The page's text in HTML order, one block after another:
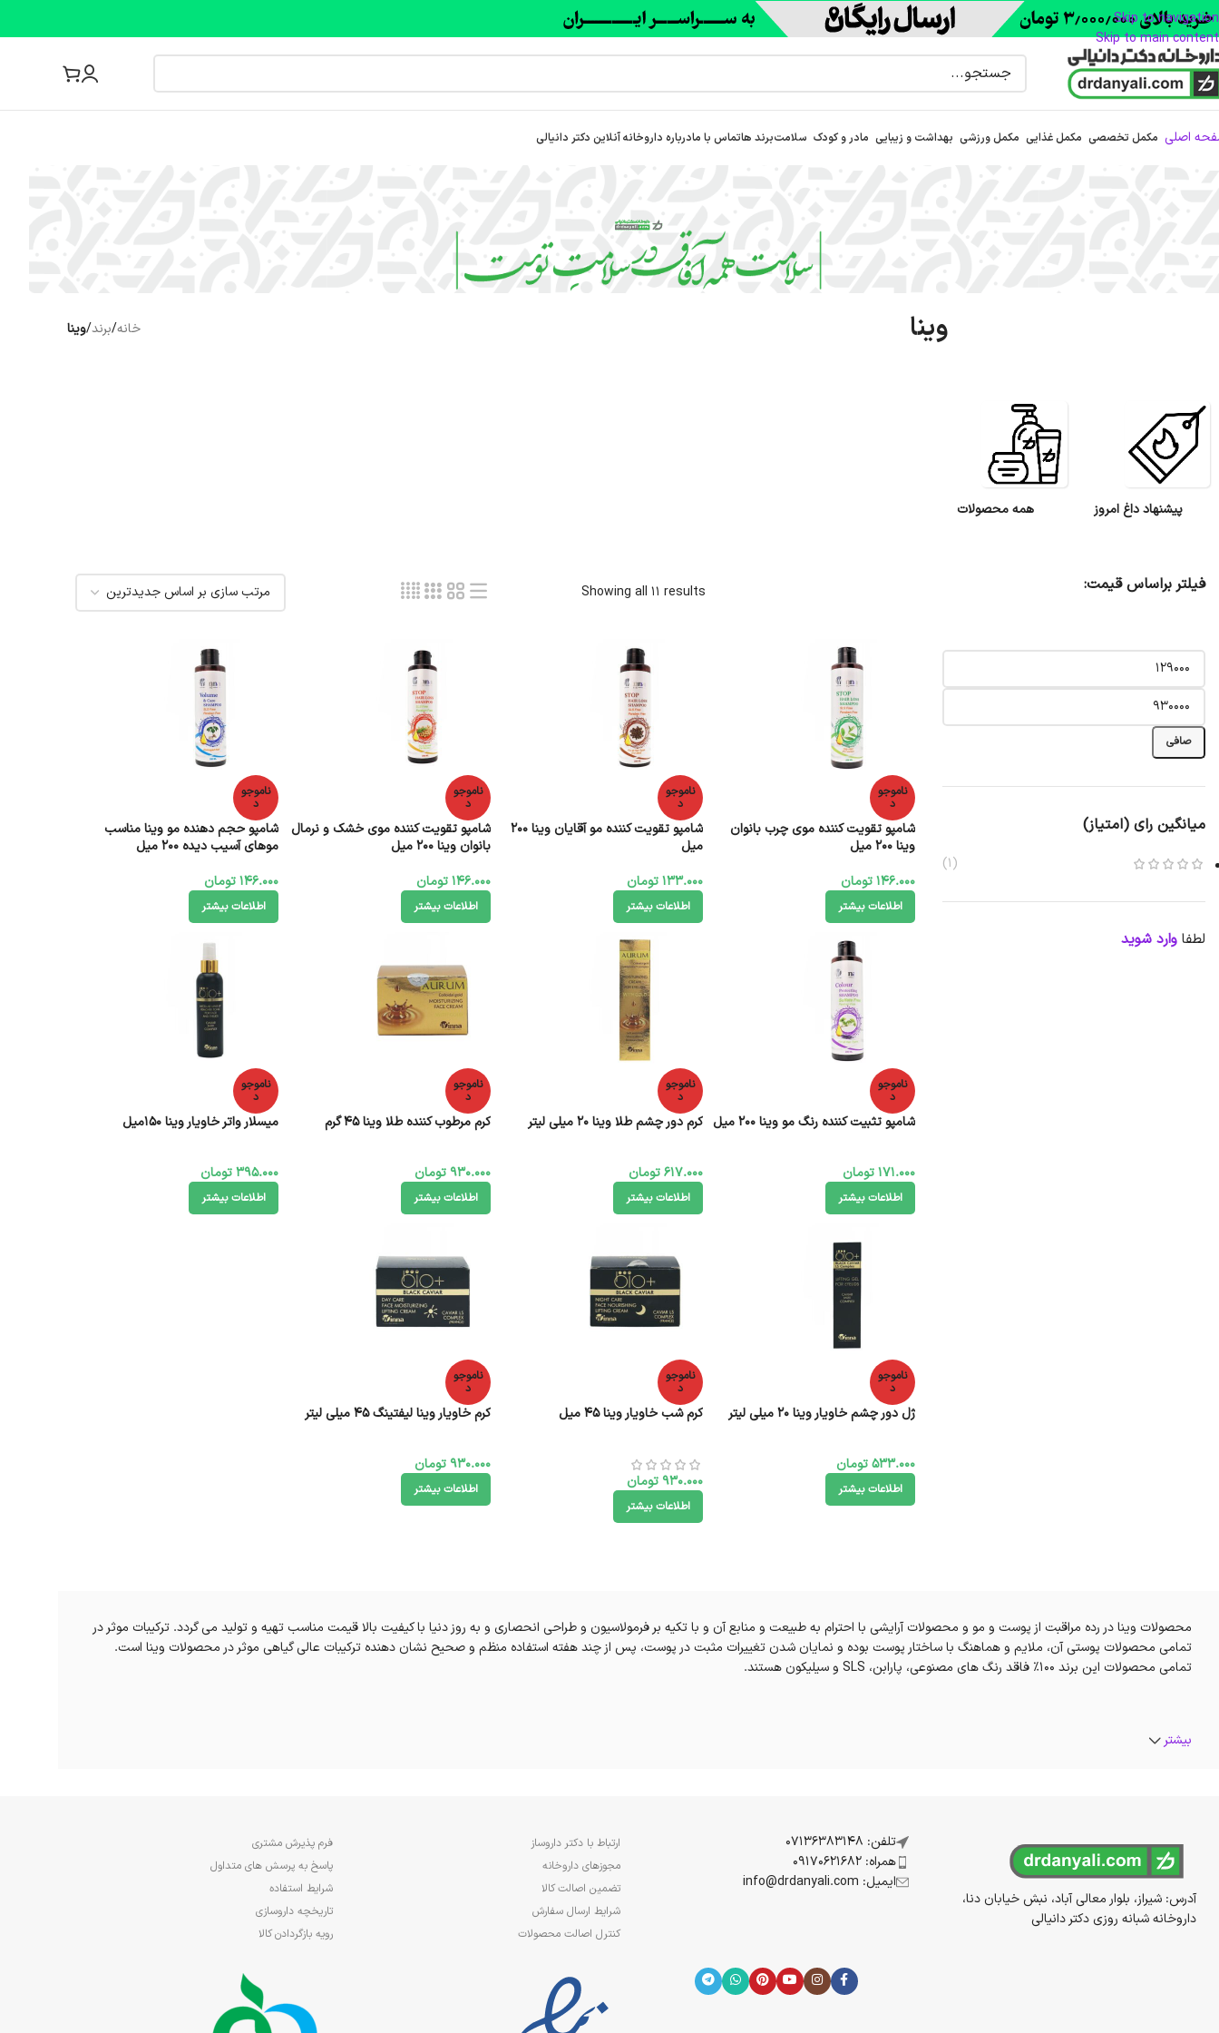
Skip to navigation
Skip to main content
اصلی مکمل تخصصی مکمل غذایی مکمل ورزشی بهداشت و زیبایی مادر و کودک سلامتبرند هاتماس با مادرباره‌ داروخانه آنلاین دکتر دانیالی
وینا خانه/برند/وینا
پیشنهاد داغ امروز همه محصولات
فیلتر براساس قیمت:
صافی
میانگین رای (امتیاز)
(1)
لطفا وارد شوید
Showing all 11 results
ناموجو
د
شامپو تقویت کننده موی چرب بانوان
وینا 200 میل
146.000تومان
اطلاعات بیشتر
ناموجو
د
شامپو تقویت کننده مو آقایان وینا 200
میل
133.000تومان
اطلاعات بیشتر
ناموجو
د
شامپو تقویت کننده موی خشک و نرمال
بانوان وینا 200 میل
146.000تومان
اطلاعات بیشتر
ناموجو
د
شامپو حجم دهنده مو وینا مناسب
موهای آسیب دیده 200 میل
146.000 تومان
اطلاعات بیشتر
ناموجو
د
شامپو تثبیت کننده رنگ مو وینا 200 میل
171.000تومان
اطلاعات بیشتر
ناموجو
د
کرم دور چشم طلا وینا 20 میلی لیتر
617.000تومان
اطلاعات بیشتر
ناموجو
د
کرم مرطوب کننده طلا وینا 45 گرم
930.000 تومان
اطلاعات بیشتر
ناموجو
د
میسلار واتر خاویار وینا 150میل
395.000 تومان
اطلاعات بیشتر
ناموجو
د
ژل دور چشم خاویار وینا 20 میلی لیتر
533.000تومان
اطلاعات بیشتر
ناموجو
د
کرم شب خاویار وینا 45 میل
930.000 تومان
اطلاعات بیشتر
ناموجو
د
کرم خاویار وینا لیفتینگ 45 میلی لیتر
930.000 تومان
اطلاعات بیشتر
محصولات وینا در رده مراقبت از پوست و مو و محصولات آرایشی با احترام به طبیعت و منابع آن و با تکیه بر فرمولاسیون و طراحی انحصاری و به روز دنیا با کیفیت بالا قیمت مناسب تهیه و تولید می گردد. ترکیبات موثر در
تمامی محصولات پوستی آن، ملایم و هماهنگ با ساختار پوست بوده و نمایان شدن تغییرات مثبت در پوست، پس از چند هفته استفاده منظم و صحیح نشان دهنده ترکیبات عالی گیاهی موثر در محصولات وینا است.
تمامی محصولات این برند 100% فاقد رنگ های مصنوعی، پارابن، SLS و سیلیکون هستند.
بیشتر
آدرس: شیراز، بلوار معالی آباد، نبش خیابان دنا،
داروخانه شبانه روزی دکتر دانیالی
تلفن: 07136383148
همراه: 09170621682
ایمیل: info@drdanyali.com
ارتباط با دکتر داروساز
مجوزهای داروخانه
تضمین اصالت کالا
شرایط ارسال سفارش
کنترل اصالت محصولات
فرم پذیرش مشتری
پاسخ به پرسش های متداول
شرایط استفاده
تاریخچه داروسازی
رویه بازگردادن کالا